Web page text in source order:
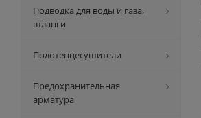
Подводка для воды и газа,
шланги
Полотенцесушители
Предохранительная
арматура